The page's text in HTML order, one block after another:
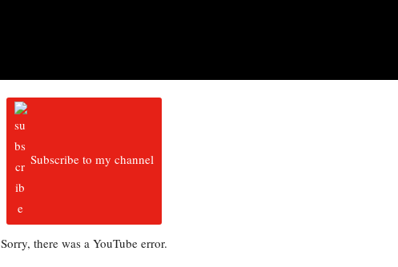
Subscribe to my channel
Sorry, there was a YouTube error.